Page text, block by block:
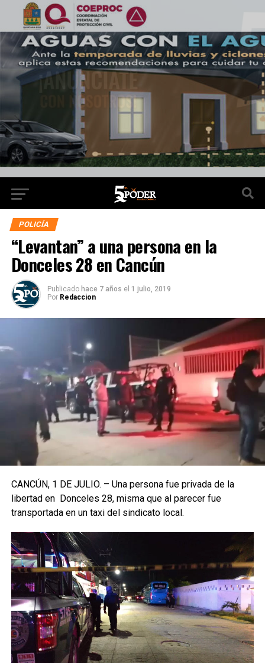
POLICÍA
“Levantan” a una persona en la
Donceles 28 en Cancún
Publicado hace 7 años el 1 julio, 2019
Por Redaccion
CANCÚN, 1 DE JULIO. – Una persona fue privada de la
libertad en Donceles 28, misma que al parecer fue
transportada en un taxi del sindicato local.